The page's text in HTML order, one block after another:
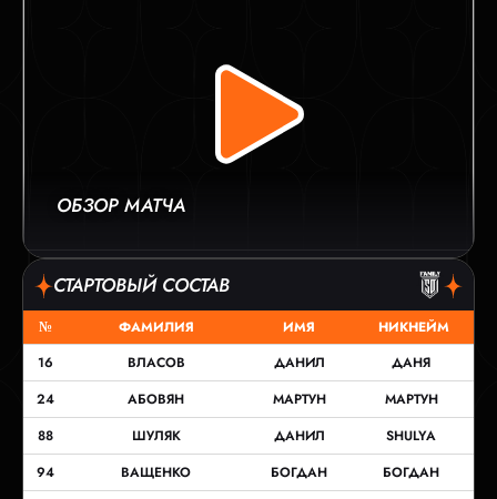
ОБЗОР МАТЧА
СТАРТОВЫЙ СОСТАВ
№ ФАМИЛИЯ ИМЯ
НИКНЕЙМ
16
ВЛАСОВ ДАНИЛ
ДАНЯ
24
АБОВЯН МАРТУН
МАРТУН
88
ШУЛЯК ДАНИЛ
SHULYA
94
ВАЩЕНКО БОГДАН
БОГДАН